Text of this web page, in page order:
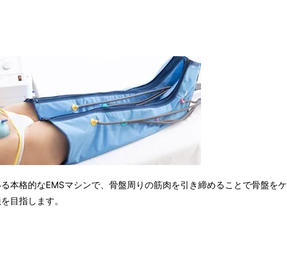
本格的なEMSマシンで、骨盤周りの筋肉を引き締めることで骨盤をケ
目指します。